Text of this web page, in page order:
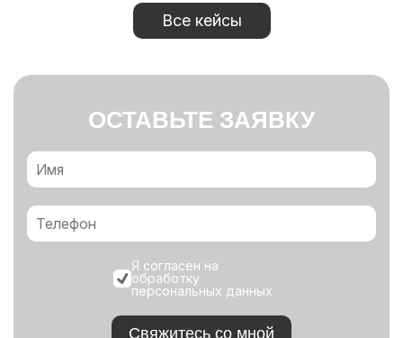
Все кейсы
ОСТАВЬТЕ ЗАЯВКУ
Я согласен на
обработку
персональных данных
Свяжитесь со мной